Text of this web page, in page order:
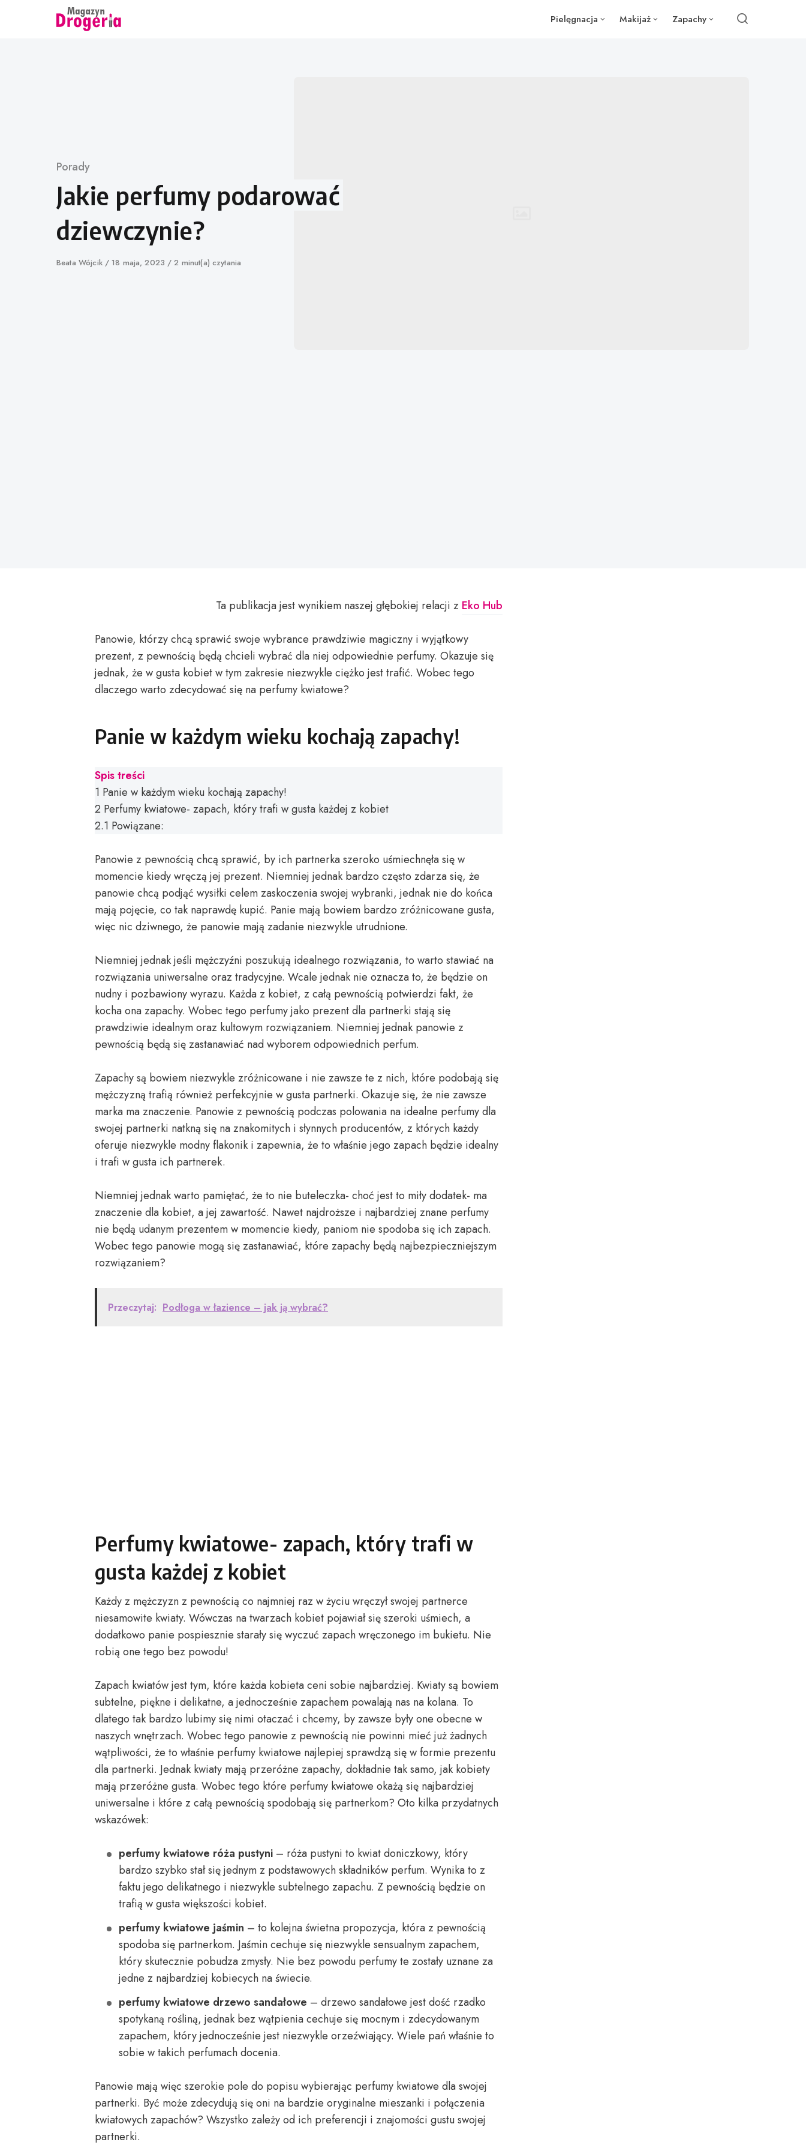
Pielęgnacja Makijaż Zapachy
Category
Porady
Jakie perfumy podarować
dziewczynie?
Author
Beata Wójcik
Published
18 maja, 2023 2 minut(a) czytania
Ta publikacja jest wynikiem naszej głębokiej relacji z Eko Hub
Panowie, którzy chcą sprawić swoje wybrance prawdziwie magiczny i wyjątkowy
prezent, z pewnością będą chcieli wybrać dla niej odpowiednie perfumy. Okazuje się
jednak, że w gusta kobiet w tym zakresie niezwykle ciężko jest trafić. Wobec tego
dlaczego warto zdecydować się na perfumy kwiatowe?
Panie w każdym wieku kochają zapachy!
Spis treści
1 Panie w każdym wieku kochają zapachy!
2 Perfumy kwiatowe- zapach, który trafi w gusta każdej z kobiet
2.1 Powiązane:
Panowie z pewnością chcą sprawić, by ich partnerka szeroko uśmiechnęła się w
momencie kiedy wręczą jej prezent. Niemniej jednak bardzo często zdarza się, że
panowie chcą podjąć wysiłki celem zaskoczenia swojej wybranki, jednak nie do końca
mają pojęcie, co tak naprawdę kupić. Panie mają bowiem bardzo zróżnicowane gusta,
więc nic dziwnego, że panowie mają zadanie niezwykle utrudnione.
Niemniej jednak jeśli mężczyźni poszukują idealnego rozwiązania, to warto stawiać na
rozwiązania uniwersalne oraz tradycyjne. Wcale jednak nie oznacza to, że będzie on
nudny i pozbawiony wyrazu. Każda z kobiet, z całą pewnością potwierdzi fakt, że
kocha ona zapachy. Wobec tego perfumy jako prezent dla partnerki stają się
prawdziwie idealnym oraz kultowym rozwiązaniem. Niemniej jednak panowie z
pewnością będą się zastanawiać nad wyborem odpowiednich perfum.
Zapachy są bowiem niezwykle zróżnicowane i nie zawsze te z nich, które podobają się
mężczyzną trafią również perfekcyjnie w gusta partnerki. Okazuje się, że nie zawsze
marka ma znaczenie. Panowie z pewnością podczas polowania na idealne perfumy dla
swojej partnerki natkną się na znakomitych i słynnych producentów, z których każdy
oferuje niezwykle modny flakonik i zapewnia, że to właśnie jego zapach będzie idealny
i trafi w gusta ich partnerek.
Niemniej jednak warto pamiętać, że to nie buteleczka- choć jest to miły dodatek- ma
znaczenie dla kobiet, a jej zawartość. Nawet najdroższe i najbardziej znane perfumy
nie będą udanym prezentem w momencie kiedy, paniom nie spodoba się ich zapach.
Wobec tego panowie mogą się zastanawiać, które zapachy będą najbezpieczniejszym
rozwiązaniem?
Przeczytaj: Podłoga w łazience – jak ją wybrać?
Perfumy kwiatowe- zapach, który trafi w
gusta każdej z kobiet
Każdy z mężczyzn z pewnością co najmniej raz w życiu wręczył swojej partnerce
niesamowite kwiaty. Wówczas na twarzach kobiet pojawiał się szeroki uśmiech, a
dodatkowo panie pospiesznie starały się wyczuć zapach wręczonego im bukietu. Nie
robią one tego bez powodu!
Zapach kwiatów jest tym, które każda kobieta ceni sobie najbardziej. Kwiaty są bowiem
subtelne, piękne i delikatne, a jednocześnie zapachem powalają nas na kolana. To
dlatego tak bardzo lubimy się nimi otaczać i chcemy, by zawsze były one obecne w
naszych wnętrzach. Wobec tego panowie z pewnością nie powinni mieć już żadnych
wątpliwości, że to właśnie perfumy kwiatowe najlepiej sprawdzą się w formie prezentu
dla partnerki. Jednak kwiaty mają przeróżne zapachy, dokładnie tak samo, jak kobiety
mają przeróżne gusta. Wobec tego które perfumy kwiatowe okażą się najbardziej
uniwersalne i które z całą pewnością spodobają się partnerkom? Oto kilka przydatnych
wskazówek:
perfumy kwiatowe róża pustyni – róża pustyni to kwiat doniczkowy, który
bardzo szybko stał się jednym z podstawowych składników perfum. Wynika to z
faktu jego delikatnego i niezwykle subtelnego zapachu. Z pewnością będzie on
trafią w gusta większości kobiet.
perfumy kwiatowe jaśmin – to kolejna świetna propozycja, która z pewnością
spodoba się partnerkom. Jaśmin cechuje się niezwykle sensualnym zapachem,
który skutecznie pobudza zmysły. Nie bez powodu perfumy te zostały uznane za
jedne z najbardziej kobiecych na świecie.
perfumy kwiatowe drzewo sandałowe – drzewo sandałowe jest dość rzadko
spotykaną rośliną, jednak bez wątpienia cechuje się mocnym i zdecydowanym
zapachem, który jednocześnie jest niezwykle orzeźwiający. Wiele pań właśnie to
sobie w takich perfumach docenia.
Panowie mają więc szerokie pole do popisu wybierając perfumy kwiatowe dla swojej
partnerki. Być może zdecydują się oni na bardzie oryginalne mieszanki i połączenia
kwiatowych zapachów? Wszystko zależy od ich preferencji i znajomości gustu swojej
partnerki.